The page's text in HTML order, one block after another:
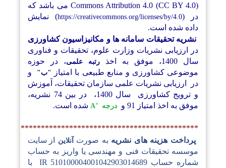
Commons Attribution 4.0 (CC BY 4.0) می باشد که
در (https://creativecommons.org/licenses/by/4.0) نمایش
داده شده است.
نشریه تحقیقات سامانه ها و مکانیزاسیون کشاورزی
در ارزیابی نشریات وزارت علوم، تحقیقات و فناوری
سال 1400، موفق به اخذ
رتبه علمی، در حوزه
موضوعی کشاورزی و منابع طبیعی با امتیاز
"ب"
و
در ارزیابی نشریات علمی سازمان تحقیقات، آموزش
و ترویج کشاورزی سال 1400، در بین 74 نشریه،
موفق به اخذ امتیاز 91 و درجه +
A شده است.
پرداخت هزینه های نشریه به صورت آنلاین
از سایت
موسسه تحقیقات فنی و مهندسی یا واریز به حساب
شماره حساب 510100004001042903014689 IR با